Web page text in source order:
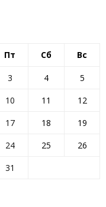
Пт Сб Вс
3 4
5
10 11
12
17 18
19
24 25
26
31